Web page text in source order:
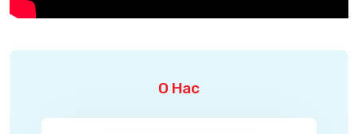
О Нас